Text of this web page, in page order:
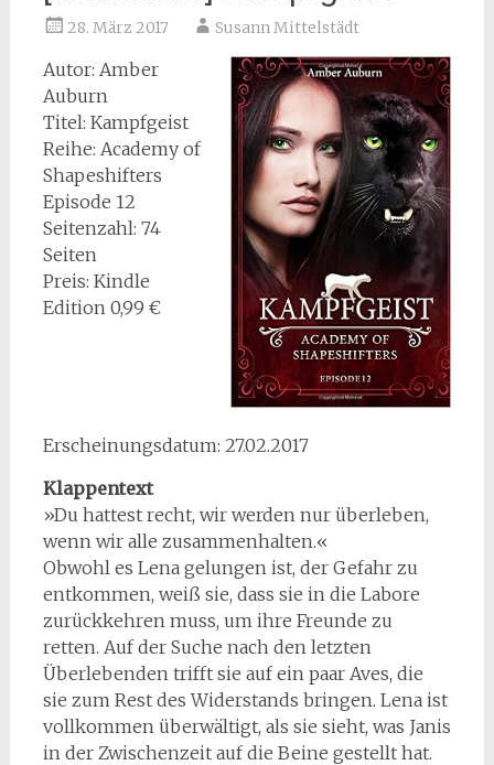
28. März 2017 Susann Mittelstädt
Autor: Amber
Auburn
Titel: Kampfgeist
Reihe: Academy of
Shapeshifters
Episode 12
Seitenzahl: 74
Seiten
Preis: Kindle
Edition 0,99 €
Erscheinungsdatum: 27.02.2017
Klappentext
»Du hattest recht, wir werden nur überleben,
wenn wir alle zusammenhalten.«
Obwohl es Lena gelungen ist, der Gefahr zu
entkommen, weiß sie, dass sie in die Labore
zurückkehren muss, um ihre Freunde zu
retten. Auf der Suche nach den letzten
Überlebenden trifft sie auf ein paar Aves, die
sie zum Rest des Widerstands bringen. Lena ist
vollkommen überwältigt, als sie sieht, was Janis
in der Zwischenzeit auf die Beine gestellt hat.